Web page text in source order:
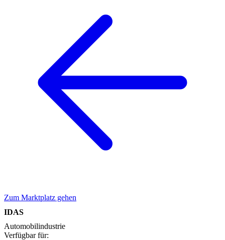
Zum Marktplatz gehen
IDAS
Automobilindustrie
Verfügbar für: